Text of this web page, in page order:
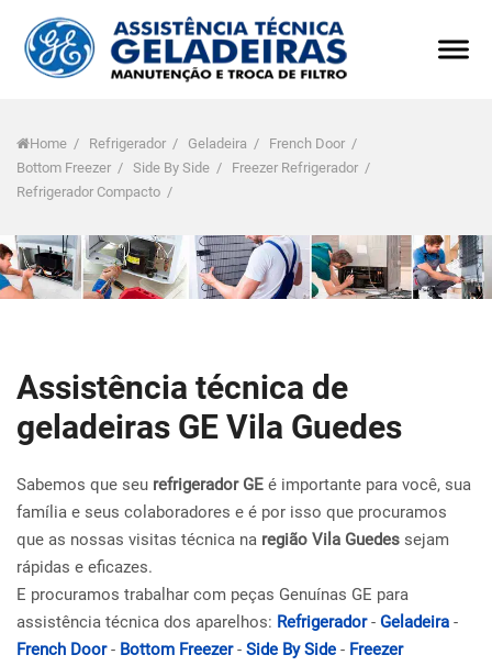
Home / Refrigerador / Geladeira / French Door /
Bottom Freezer / Side By Side / Freezer Refrigerador /
Refrigerador Compacto /
Assistência técnica de
geladeiras GE Vila Guedes
Sabemos que seu refrigerador GE é importante para você, sua
família e seus colaboradores e é por isso que procuramos
que as nossas visitas técnica na região Vila Guedes sejam
rápidas e eficazes.
E procuramos trabalhar com peças Genuínas GE para
assistência técnica dos aparelhos: Refrigerador- Geladeira -
French Door- Bottom Freezer- Side By Side - Freezer